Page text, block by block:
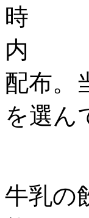
時 間
内 容
配布。
を選ん
牛乳の